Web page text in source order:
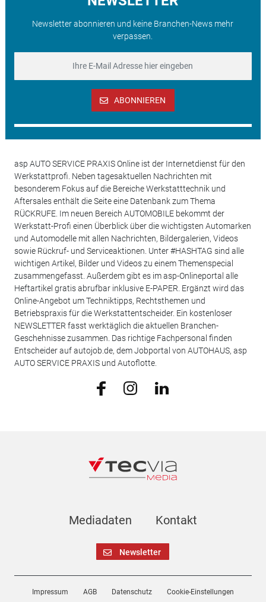
Newsletter abonnieren und keine Branchen-News mehr
verpassen.
ABONNIEREN
asp AUTO SERVICE PRAXIS Online ist der Internetdienst für den
Werkstattprofi. Neben tagesaktuellen Nachrichten mit
besonderem Fokus auf die Bereiche Werkstatttechnik und
Aftersales enthält die Seite eine Datenbank zum Thema
RÜCKRUFE. Im neuen Bereich AUTOMOBILE bekommt der
Werkstatt-Profi einen Überblick über die wichtigsten Automarken
und Automodelle mit allen Nachrichten, Bildergalerien, Videos
sowie Rückruf- und Serviceaktionen. Unter #HASHTAG sind alle
wichtigen Artikel, Bilder und Videos zu einem Themenspecial
zusammengefasst. Außerdem gibt es im asp-Onlineportal alle
Heftartikel gratis abrufbar inklusive E-PAPER. Ergänzt wird das
Online-Angebot um Techniktipps, Rechtsthemen und
Betriebspraxis für die Werkstattentscheider. Ein kostenloser
NEWSLETTER fasst werktäglich die aktuellen Branchen-
Geschehnisse zusammen. Das richtige Fachpersonal finden
Entscheider auf autojob.de, dem Jobportal von AUTOHAUS, asp
AUTO SERVICE PRAXIS und Autoflotte.
Mediadaten Kontakt
Newsletter
Impressum AGB Datenschutz Cookie-Einstellungen